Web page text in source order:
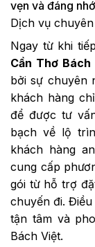
vẹn và đáng
Dịch vụ
Ngay từ khi
Cần Thơ
bởi sự chuyên
khách hàng
để được tư
bạch về lộ
khách hàng
cung cấp
gói từ hỗ trợ
chuyến đi.
tận tâm và
Bách Việt.